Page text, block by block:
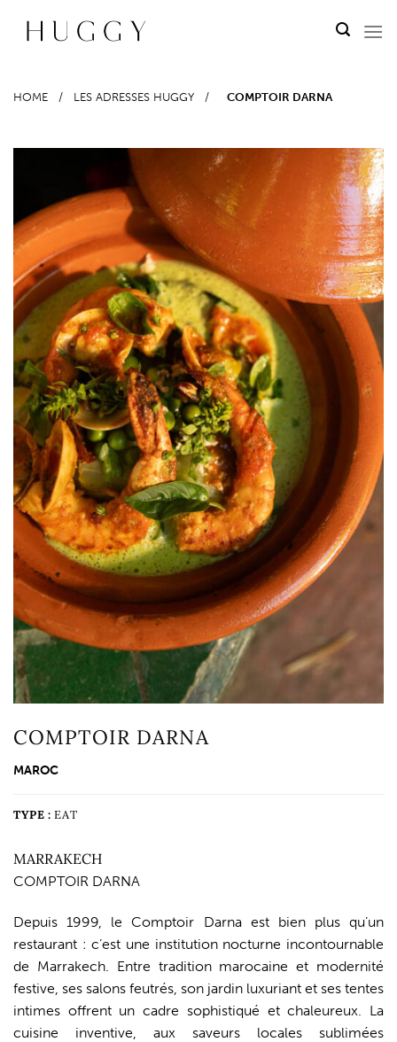
HOME / LES ADRESSES HUGGY / COMPTOIR DARNA
COMPTOIR DARNA
MAROC
TYPE : EAT
MARRAKECH
COMPTOIR DARNA
Depuis 1999, le Comptoir Darna est bien plus qu’un
restaurant : c’est une institution nocturne incontournable
de Marrakech. Entre tradition marocaine et modernité
festive, ses salons feutrés, son jardin luxuriant et ses tentes
intimes offrent un cadre sophistiqué et chaleureux. La
cuisine inventive, aux saveurs locales sublimées